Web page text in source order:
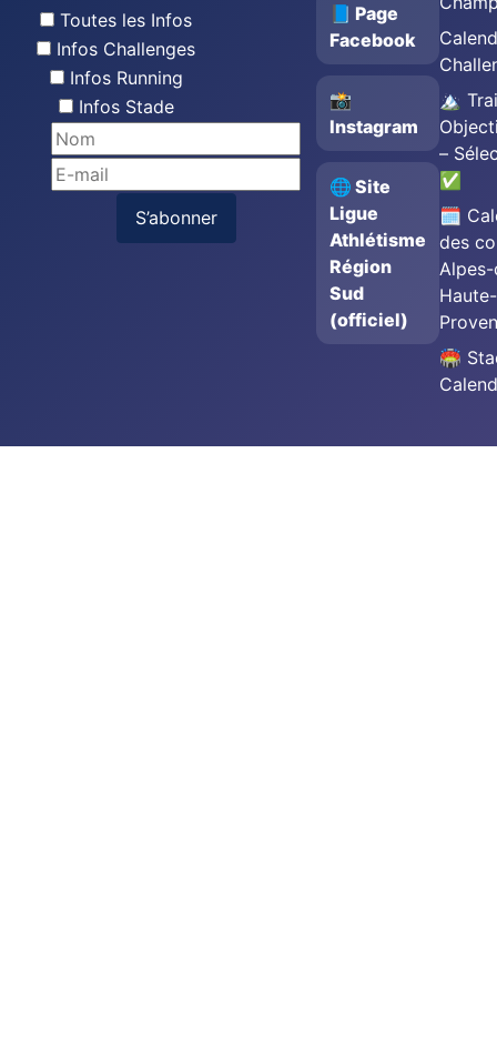
Toutes les Infos
Infos Challenges
Infos Running
Infos Stade
S’abonner
📘 Page
Facebook
📸
Instagram
🌐 Site
Ligue
Athlétisme
Région
Sud
(officiel)
🏔️
–
✅
🗓️
des
Haute-
🏟️